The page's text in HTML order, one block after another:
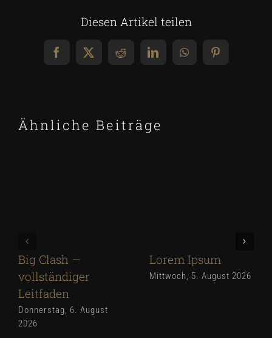
Diesen Artikel teilen
Facebook
X RedditLinkedInWhatsAppPinterest
Ähnliche Beiträge
Big Clash —
vollständiger
Leitfaden
Donnerstag, 6. August
2026
Lorem Ipsum
Mittwoch, 5. August 2026